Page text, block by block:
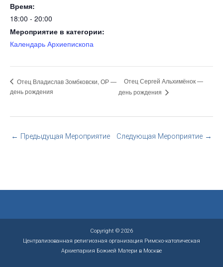
Время:
18:00 - 20:00
Мероприятие в категории:
Календарь Архиепископа
Отец Владислав Зомбковски, ОР —
день рождения
Отец Сергей Альхимёнок —
день рождения
← Предыдущая Мероприятие Следующая Мероприятие →
Copyright © 2026
Централизованная религиозная организация Римско-католическая
Архиепархия Божией Матери в Москве